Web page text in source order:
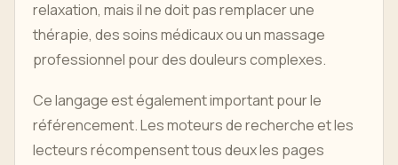
relaxation, mais il ne doit pas remplacer une
thérapie, des soins médicaux ou un massage
professionnel pour des douleurs complexes.
Ce langage est également important pour le
référencement. Les moteurs de recherche et les
lecteurs récompensent tous deux les pages